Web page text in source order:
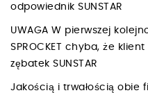
odpowiednik SUNSTAR
UWAGA W pierwszej
SPROCKET chyba, że
zębatek SUNSTAR
Jakością i trwałością obie